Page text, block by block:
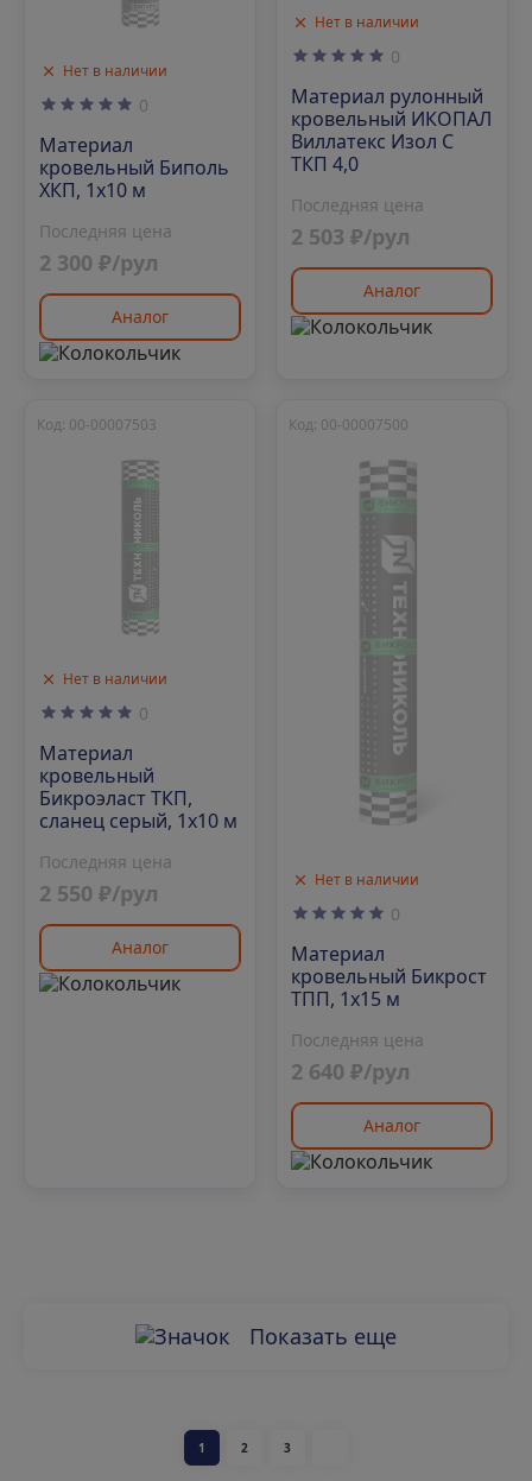
Нет в наличии
0
Материал
кровельный Биполь
ХКП, 1х10 м
Последняя цена
2 300 ₽/рул
Аналог
Нет в наличии
0
Материал рулонный
кровельный ИКОПАЛ
Виллатекс Изол С
ТКП 4,0
Последняя цена
2 503 ₽/рул
Аналог
Нет в наличии
Код: 00-00007503
0
Материал
кровельный
Бикроэласт ТКП,
сланец серый, 1х10 м
Последняя цена
2 550 ₽/рул
Аналог
Нет в наличии
Код: 00-00007500
0
Материал
кровельный Бикрост
ТПП, 1х15 м
Последняя цена
2 640 ₽/рул
Аналог
Показать еще
1 2 3